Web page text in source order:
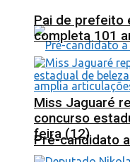
Pré-candidato
Pai de prefeito
completa 101
Miss Jaguaré
concurso
feira (12)